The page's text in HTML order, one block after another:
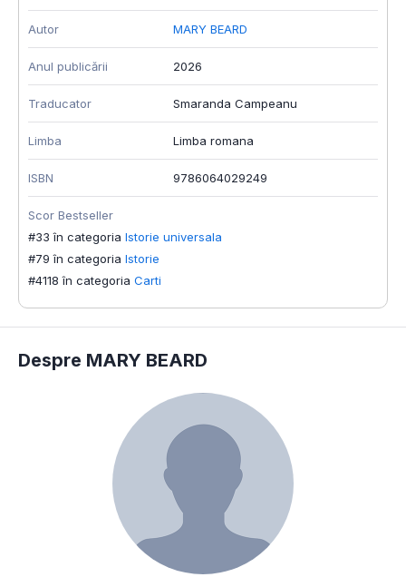
Autor MARY BEARD
Anul publicării 2026
Traducator Smaranda Campeanu
Limba Limba romana
ISBN 9786064029249
Scor Bestseller
#33 în categoria Istorie universala
#79 în categoria Istorie
#4118 în categoria Carti
Despre MARY BEARD